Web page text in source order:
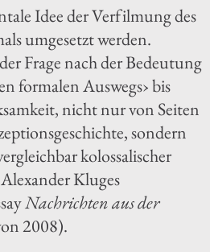
Idee der Verfilmung des
umgesetzt werden.
Frage nach der Bedeutung
formalen Auswegs› bis
nicht nur von Seiten
sondern
kolossalischer
Kluges
Nachrichten aus der
2008).